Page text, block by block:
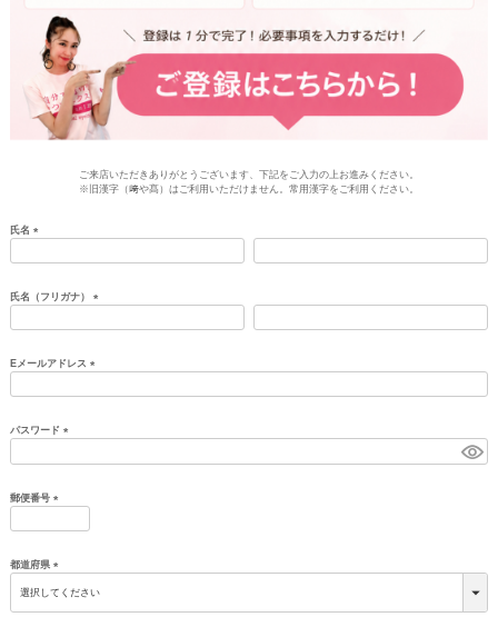
ご来店いただきありがとうございます、下記をご入力の上お進みください。
※旧漢字（﨑や髙）はご利用いただけません。常用漢字をご利用ください。
氏名
須)
氏名（フリガナ）
須)
Eメールアドレス
須)
パスワード
須)
郵便番号
須)
都道府県
須)